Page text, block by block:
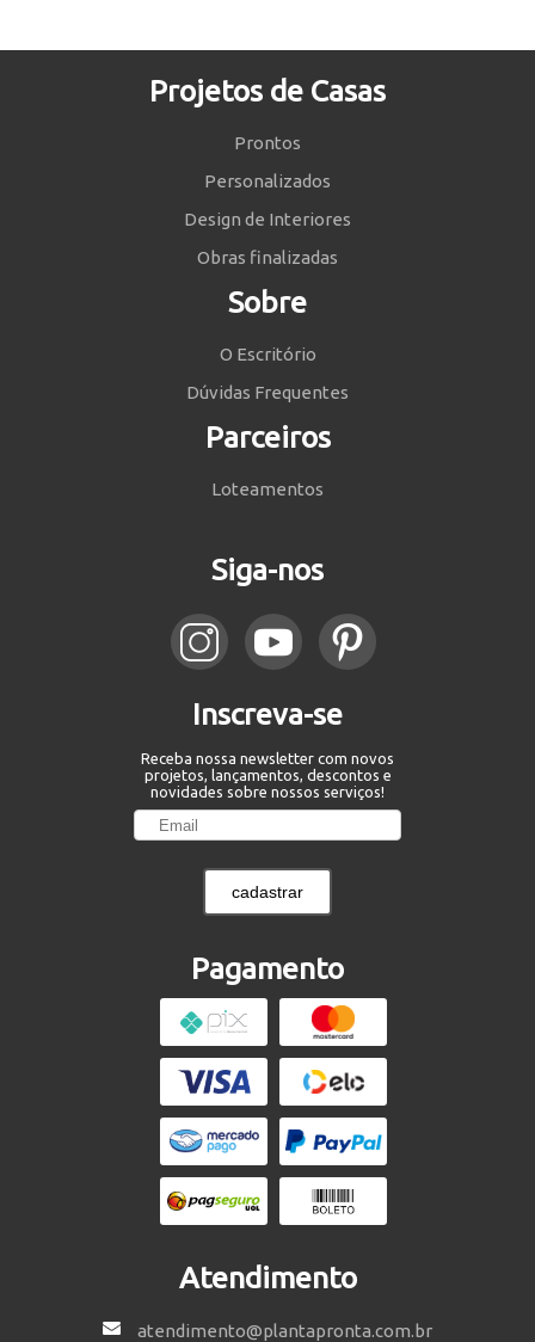
Projetos de Casas
Prontos
Personalizados
Design de Interiores
Obras finalizadas
Sobre
O Escritório
Dúvidas Frequentes
Parceiros
Loteamentos
Siga-nos
Inscreva-se
Receba nossa newsletter com novos
projetos, lançamentos, descontos e
novidades sobre nossos serviços!
cadastrar
Pagamento
Atendimento
atendimento@plantapronta.com.br